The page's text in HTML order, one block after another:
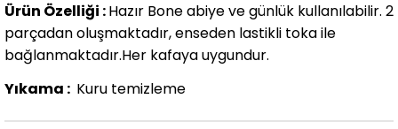
Ürün Özelliği :Hazır Bone abiye ve günlük kullanılabilir. 2
parçadan oluşmaktadır, enseden lastikli toka ile
bağlanmaktadır.Her kafaya uygundur.
Yıkama : Kuru temizleme